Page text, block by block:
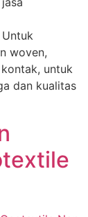
woven,
untuk
dan kualitas